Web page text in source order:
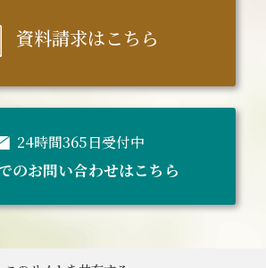
資料請求はこちら
24時間365日受付中
のお問い合わせはこちら